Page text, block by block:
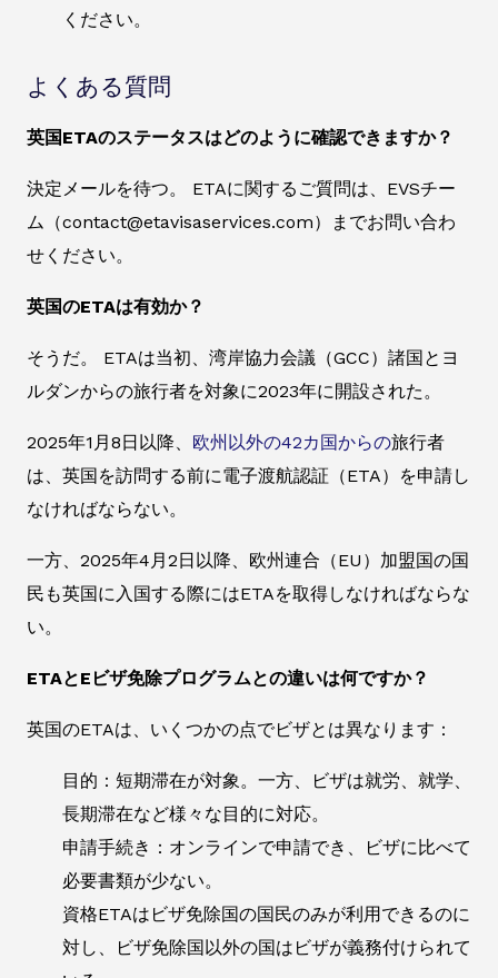
ください。
よくある質問
英国ETAのステータスはどのように確認できますか？
決定メールを待つ。 ETAに関するご質問は、EVSチー
ム（contact@etavisaservices.com）までお問い合わ
せください。
英国のETAは有効か？
そうだ。 ETAは当初、湾岸協力会議（GCC）諸国とヨ
ルダンからの旅行者を対象に2023年に開設された。
2025年1月8日以降、 欧州以外の42カ国からの旅行者
は、英国を訪問する前に電子渡航認証（ETA）を申請し
なければならない。
一方、2025年4月2日以降、欧州連合（EU）加盟国の国
民も英国に入国する際にはETAを取得しなければならな
い。
ETAとEビザ免除プログラムとの違いは何ですか？
英国のETAは、いくつかの点でビザとは異なります：
目的：短期滞在が対象。一方、ビザは就労、就学、
長期滞在など様々な目的に対応。
申請手続き：オンラインで申請でき、ビザに比べて
必要書類が少ない。
資格ETAはビザ免除国の国民のみが利用できるのに
対し、ビザ免除国以外の国はビザが義務付けられて